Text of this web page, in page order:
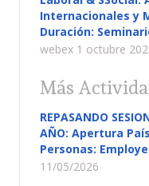
Internacionales y
Duración:
webex 1 octubre
Más
REPASANDO
AÑO: Apertura
Personas:
11/05/2026